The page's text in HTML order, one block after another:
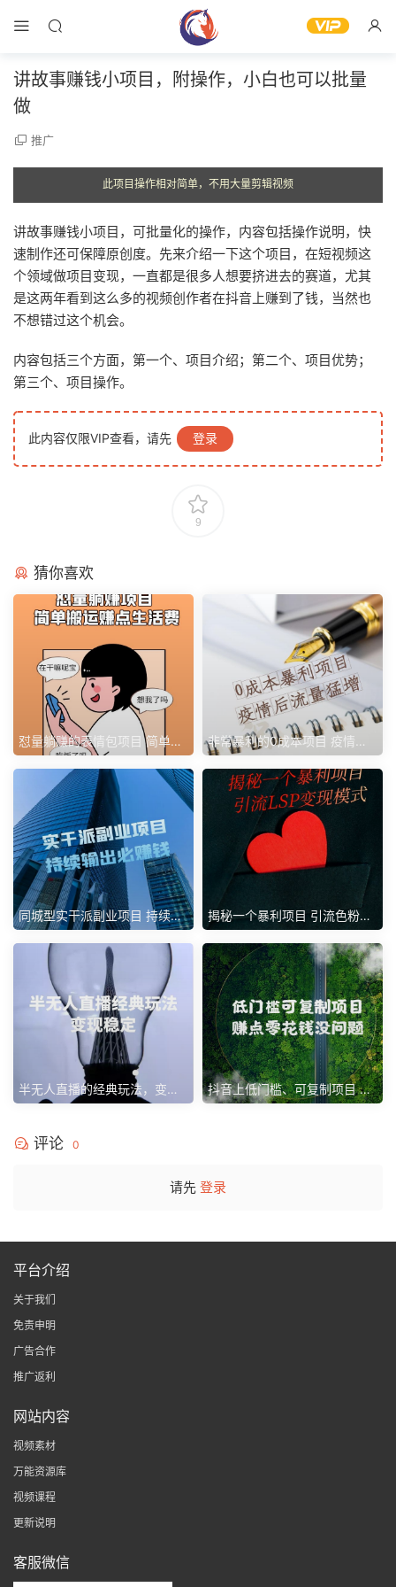
讲故事赚钱小项目，附操作，小白也可以批量
做
推广
此项目操作相对简单，不用大量剪辑视频
讲故事赚钱小项目，可批量化的操作，内容包括操作说明，快
速制作还可保障原创度。先来介绍一下这个项目，在短视频这
个领域做项目变现，一直都是很多人想要挤进去的赛道，尤其
是这两年看到这么多的视频创作者在抖音上赚到了钱，当然也
不想错过这个机会。
内容包括三个方面，第一个、项目介绍；第二个、项目优势；
第三个、项目操作。
此内容仅限VIP查看，请先 登录
9
猜你喜欢
怼量躺赚的表情包项目 简单搬
运赚点生活费
非常暴利的0成本项目 疫情后
流量猛增
同城型实干派副业项目 持续输
出赚钱
揭秘一个暴利项目 引流色粉变
现
半无人直播的经典玩法，变现
稳定
抖音上低门槛、可复制项目 赚
点零花钱没问题
评论 0
请先 登录
平台介绍
关于我们
免责申明
广告合作
推广返利
网站内容
视频素材
万能资源库
视频课程
更新说明
客服微信